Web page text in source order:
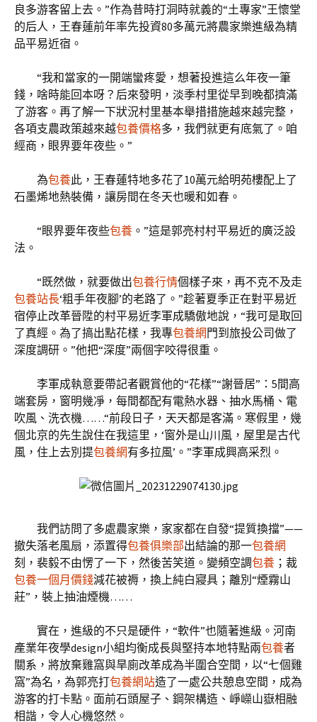
良多游客留上去。”作為昔時打洞時就義的“土專家”王懷堂
的后人，王春蓮前年率先投資80多萬元將農家樂進級為精
品平易近宿。
“我和當家的一開端蠻疼愛，想著投進這么年夜一筆
錢，啥時能回本呀？后來發明，淡季村里從早到晚都擠滿
了游客。再了解一下狀況村里基本舉措措施越來越完整，
各項支農政策越來越包養價格多，我們就更有底氣了。咱
經商，眼界要年夜些。”
為包養此，王春蓮特地多花了10萬元給明苑樓配上了
石墨烯地熱裝備，讓房間在冬天也暖和如春。
“眼界要年夜些包養 。”這是郭亮村村平易近的廣泛設
法。
“既然做，就要做出包養行情個樣子來，再不克不及走
包養站長‘粗手年夜腳’的老路了。”趁著夏季正在對平易近
宿停止改革晉陞的村平易近李軍成驕傲地說，“我可是取回
了真經。為了搞出點花樣，我專包養網門到旅投公司做了
深度調研。”他把“深度”兩個字咬得很重。
李軍成執意要帶記者觀賞他的“花樣”“謝晉居”：5間高
端套房，窗明幾凈，每間都配有電熱水器、抽水馬桶、電
吹風、洗衣機……“前段日子，天天都是客滿。寒假里，幾
個北京的先生說住在我這里，‘窗外是山川風，屋里是古代
風，住上去別提包養網有多拉風’。”李軍成興高采烈。
我們訪問了多處農家樂，家家都在自發“提質換擋”——
撤失落老風扇，添置得包養俱樂部出結論的那一包養網
刻，裴毅不由愣了一下，然後苦笑道。變頻空調包養 ；裁
包養一個月價錢減花被褥，換上純白寢具；離別“煙霧山
莊”，裝上抽油煙機……
實在，進級的不只是硬件，“軟件”也隨著進級。河南
產業年夜學design小組均衡成長與堅持本地特點兩包養者
關系，將放棄雞窩與旱廁改革成為半圍合空間，以“七個雞
窩”為名，為郭亮打包養網站造了一處公共憩息空間，成為
游客的打卡點。面前石頭屋子、鋼架構造、崢嶸山嶽相融
相諧，令人心機悠然。